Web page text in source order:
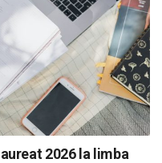
2026 la limba